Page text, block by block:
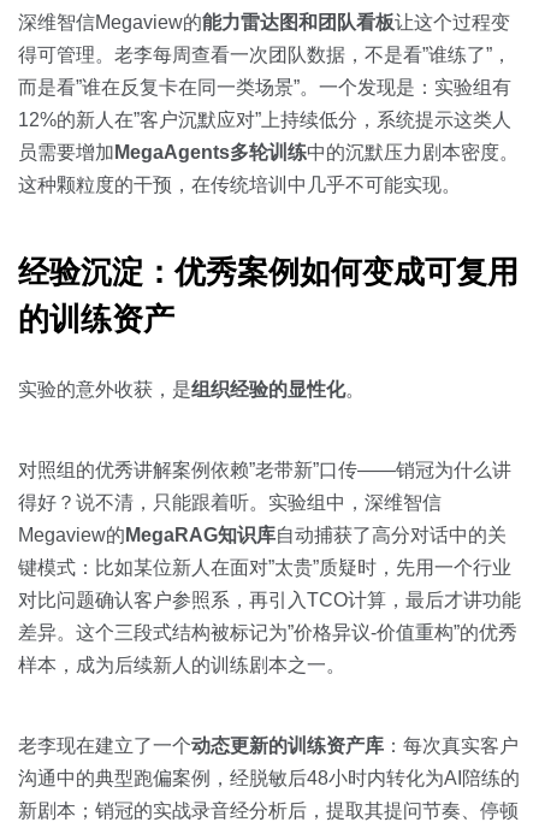
深维智信Megaview的能力雷达图和团队看板让这个过程变
得可管理。老李每周查看一次团队数据，不是看”谁练了”，
而是看”谁在反复卡在同一类场景”。一个发现是：实验组有
12%的新人在”客户沉默应对”上持续低分，系统提示这类人
员需要增加 MegaAgents多轮训练中的沉默压力剧本密度。
这种颗粒度的干预，在传统培训中几乎不可能实现。
经验沉淀：优秀案例如何变成可复用
的训练资产
实验的意外收获，是组织经验的显性化。
对照组的优秀讲解案例依赖”老带新”口传——销冠为什么讲
得好？说不清，只能跟着听。实验组中，深维智信
Megaview的 MegaRAG知识库自动捕获了高分对话中的关
键模式：比如某位新人在面对”太贵”质疑时，先用一个行业
对比问题确认客户参照系，再引入TCO计算，最后才讲功能
差异。这个三段式结构被标记为”价格异议-价值重构”的优秀
样本，成为后续新人的训练剧本之一。
老李现在建立了一个动态更新的训练资产库 ：每次真实客户
沟通中的典型跑偏案例，经脱敏后48小时内转化为AI陪练的
新剧本；销冠的实战录音经分析后，提取其提问节奏、停顿